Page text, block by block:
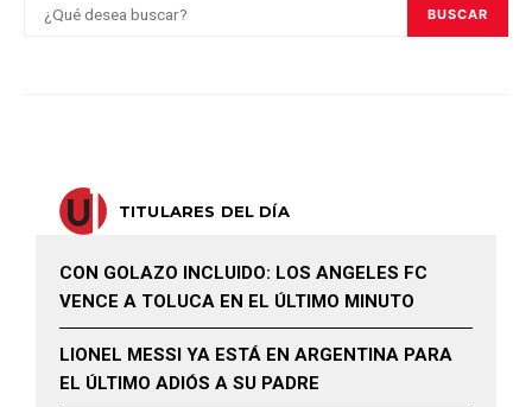
BUSCAR
TITULARES DEL DÍA
CON GOLAZO INCLUIDO: LOS ANGELES FC
VENCE A TOLUCA EN EL ÚLTIMO MINUTO
LIONEL MESSI YA ESTÁ EN ARGENTINA PARA
EL ÚLTIMO ADIÓS A SU PADRE